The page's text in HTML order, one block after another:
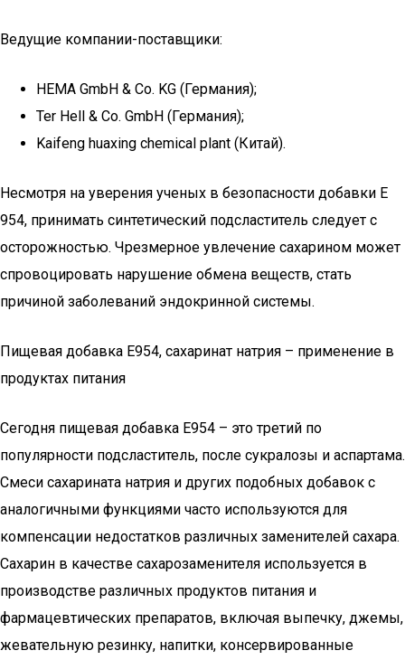
Ведущие компании-поставщики:
HEMA GmbH & Co. KG (Германия);
Ter Hell & Co. GmbH (Германия);
Kaifeng huaxing chemical plant (Китай).
Несмотря на уверения ученых в безопасности добавки Е
954, принимать синтетический подсластитель следует с
осторожностью. Чрезмерное увлечение сахарином может
спровоцировать нарушение обмена веществ, стать
причиной заболеваний эндокринной системы.
Пищевая добавка Е954, сахаринат натрия – применение в
продуктах питания
Сегодня пищевая добавка Е954 – это третий по
популярности подсластитель, после сукралозы и аспартама.
Смеси сахарината натрия и других подобных добавок с
аналогичными функциями часто используются для
компенсации недостатков различных заменителей сахара.
Сахарин в качестве сахарозаменителя используется в
производстве различных продуктов питания и
фармацевтических препаратов, включая выпечку, джемы,
жевательную резинку, напитки, консервированные